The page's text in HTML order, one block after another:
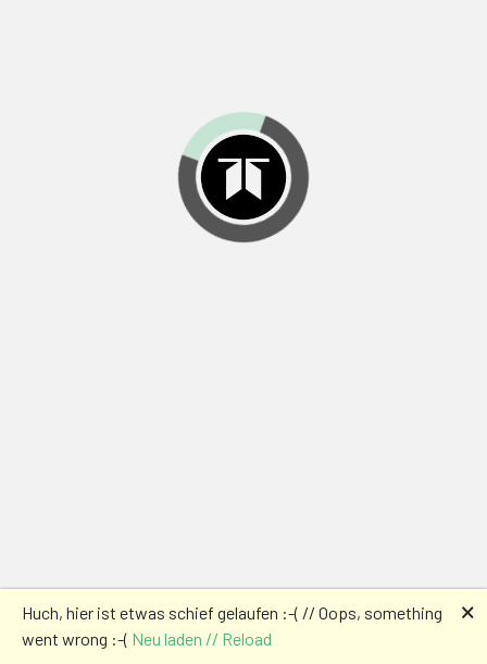
Huch, hier ist etwas schief gelaufen :-( // Oops, something
went wrong :-( Neu laden // Reload
🗙